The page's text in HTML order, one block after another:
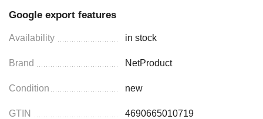
Google export features
Availability in stock
Brand NetProduct
Condition new
GTIN 4690665010719